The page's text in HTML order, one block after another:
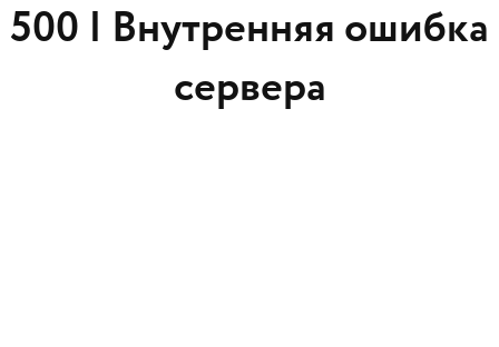
500 | Внутренняя ошибка
сервера